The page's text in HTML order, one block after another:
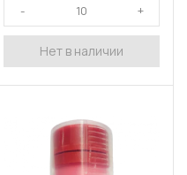
Нет в наличии